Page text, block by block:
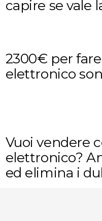
capire se vale
2300€ per
elettronico
Vuoi vendere
elettronico?
ed elimina i